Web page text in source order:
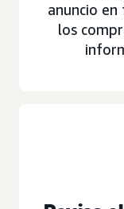
anuncio en
los